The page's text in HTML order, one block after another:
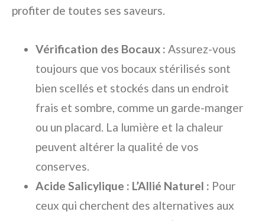
profiter de toutes ses saveurs.
Vérification des Bocaux : Assurez-vous
toujours que vos bocaux stérilisés sont
bien scellés et stockés dans un endroit
frais et sombre, comme un garde-manger
ou un placard. La lumière et la chaleur
peuvent altérer la qualité de vos
conserves.
Acide Salicylique : L’Allié Naturel : Pour
ceux qui cherchent des alternatives aux